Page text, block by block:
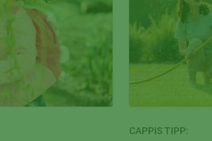
CAPPIS TIPP: